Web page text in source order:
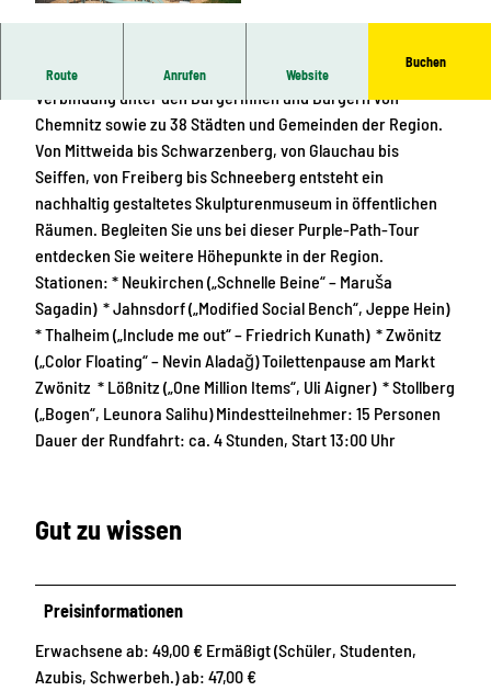
dorf #01, 2024; Courtesy König Galerie, Berlin u
Route Anrufen Website
Buchen
Der Kunst- und Skulpturenweg PURPLE PATH schafft
Verbindung unter den Bürgerinnen und Bürgern von
Chemnitz sowie zu 38 Städten und Gemeinden der Region.
Von Mittweida bis Schwarzenberg, von Glauchau bis
Seiffen, von Freiberg bis Schneeberg entsteht ein
nachhaltig gestaltetes Skulpturenmuseum in öffentlichen
Räumen. Begleiten Sie uns bei dieser Purple-Path-Tour
entdecken Sie weitere Höhepunkte in der Region.
Stationen: * Neukirchen („Schnelle Beine“ – Maruša
Sagadin) * Jahnsdorf („Modified Social Bench“, Jeppe Hein)
* Thalheim („Include me out“ – Friedrich Kunath) * Zwönitz
(„Color Floating“ – Nevin Aladağ) Toilettenpause am Markt
Zwönitz * Lößnitz („One Million Items“, Uli Aigner) * Stollberg
(„Bogen“, Leunora Salihu) Mindestteilnehmer: 15 Personen
Dauer der Rundfahrt: ca. 4 Stunden, Start 13:00 Uhr
Gut zu wissen
Preisinformationen
Erwachsene ab: 49,00 € Ermäßigt (Schüler, Studenten,
Azubis, Schwerbeh.) ab: 47,00 €